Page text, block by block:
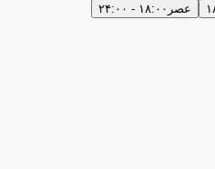
عصر ۱۸:۰۰ - ۲۴:۰۰